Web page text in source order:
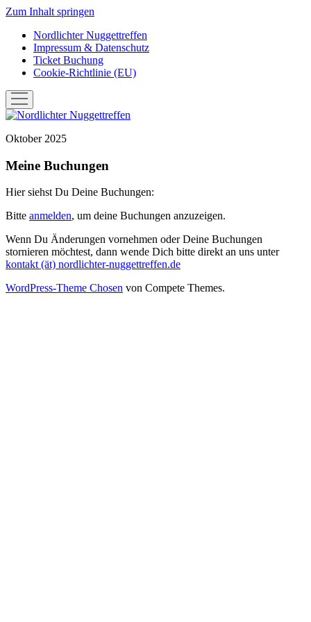
Zum Inhalt springen
Nordlichter Nuggettreffen
Impressum & Datenschutz
Ticket Buchung
Cookie-Richtlinie (EU)
Menü
öffnen
Nordlichter
Oktober 2025
Meine Buchungen
Hier siehst Du Deine Buchungen:
Bitte anmelden, um deine Buchungen anzuzeigen.
Wenn Du Änderungen vornehmen oder Deine Buchungen
stornieren möchtest, dann wende Dich bitte direkt an uns unter
kontakt (ät) nordlichter-nuggettreffen.de
WordPress-Theme Chosen von Compete Themes.